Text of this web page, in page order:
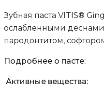
Зубная паста VITIS®
ослабленными
пародонтитом,
Подробнее о пасте:
Активные вещества: